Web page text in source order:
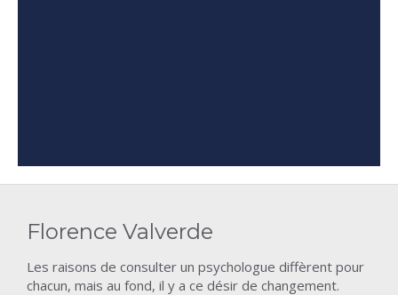
Florence Valverde
Les raisons de consulter un psychologue diffèrent pour
chacun, mais au fond, il y a ce désir de changement.